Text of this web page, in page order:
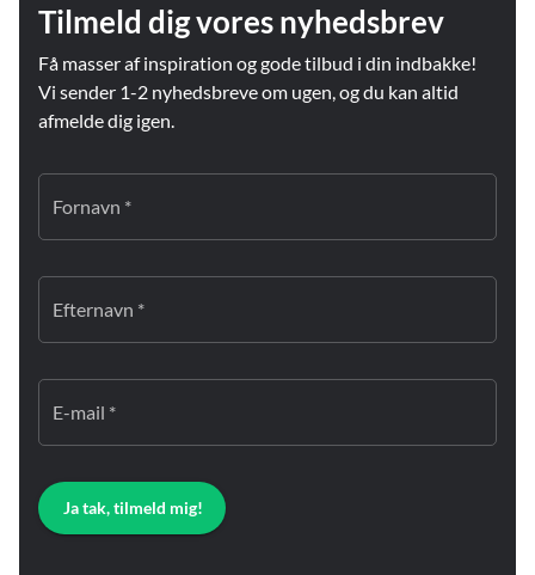
Tilmeld dig vores nyhedsbrev
Få masser af inspiration og gode tilbud i din indbakke!
Vi sender 1-2 nyhedsbreve om ugen, og du kan altid
afmelde dig igen.
Fornavn *
Efternavn *
E-mail *
Ja tak, tilmeld mig!